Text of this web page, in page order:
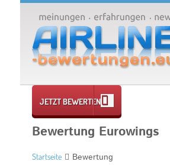
JETZT BEWERTEN
Bewertung Eurowings
Startseite Bewertung